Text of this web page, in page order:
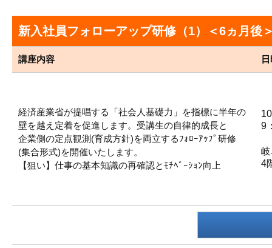
新入社員フォローアップ研修（1）＜6ヵ月後
講座内容
経済産業省が提唱する「社会人基礎力」を指標に半年の
壁を越え定着を促進します。受講生の自律的成長と
企業側の定点観測(育成方針)を両立するﾌｫﾛｰｱｯﾌﾟ研修
(集合形式)を開催いたします。
【狙い】仕事の基本知識の再確認とﾓﾁﾍﾞｰｼｮﾝ向上
9
4